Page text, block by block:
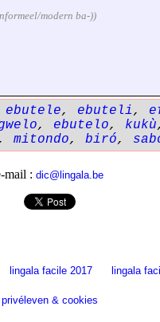
modern ba-))
ebutele, ebuteli,
, ebutelo, kukù
mitondo, biró,
mail : dic@lingala.be
lingala facile 2017 lingala
privéleven & cookies